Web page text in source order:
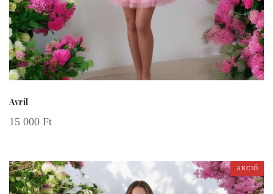
Avril
15 000 Ft
AKCIÓ